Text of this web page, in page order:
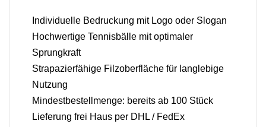
Individuelle Bedruckung mit Logo oder Slogan
Hochwertige Tennisbälle mit optimaler
Sprungkraft
Strapazierfähige Filzoberfläche für langlebige
Nutzung
Mindestbestellmenge: bereits ab 100 Stück
Lieferung frei Haus per DHL / FedEx